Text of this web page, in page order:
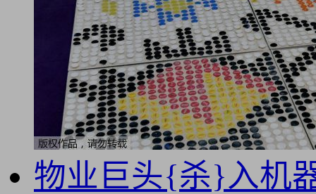
物业巨头{杀}入机